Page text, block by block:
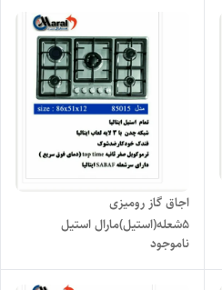
اجاق گاز رومیزی
۵شعله(استیل)مارال استیل
مدل۸۵۰۱۵
ناموجود